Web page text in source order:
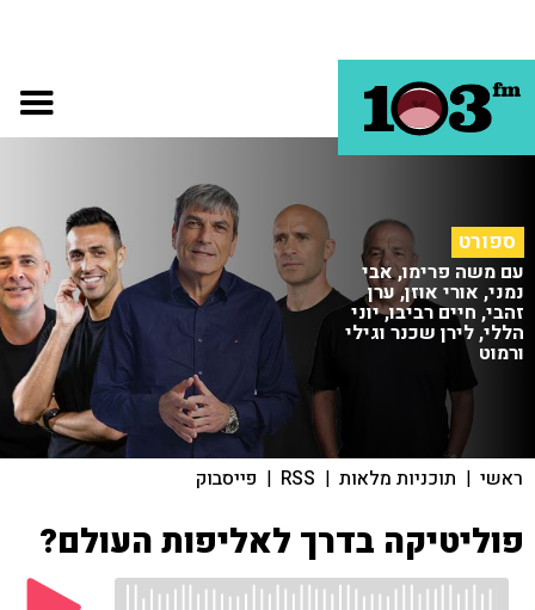
ספורט
עם משה פרימו, אבי
נמני, אורי אוזן, ערן
זהבי, חיים רביבו, יוני
הללי, לירן שכנר וגילי
ורמוט
ראשי | תוכניות מלאות |
RSS
| פייסבוק
פוליטיקה בדרך לאליפות העולם?